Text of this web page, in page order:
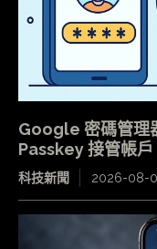
Google 密碼管理
Passkey 接管帳戶
科技新聞 2026-08-